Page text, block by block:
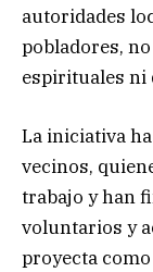
autoridades
pobladores,
espirituales ni
La iniciativa
vecinos,
trabajo y han
voluntarios y
proyecta